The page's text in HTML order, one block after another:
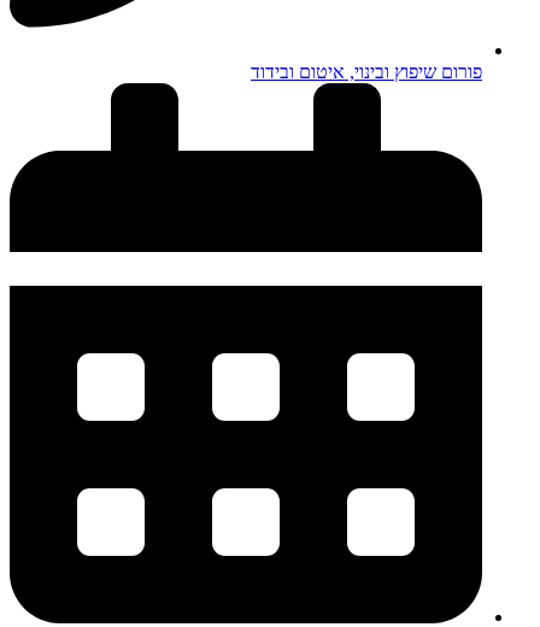
פורום שיפוץ ובינוי, איטום ובידוד